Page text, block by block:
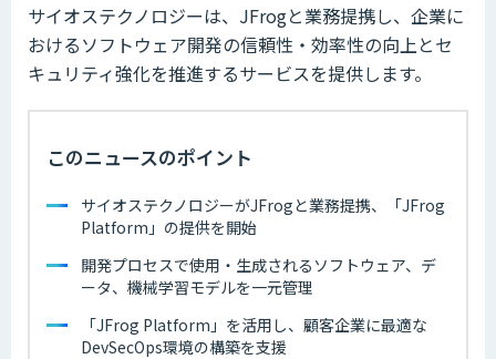
サイオステクノロジーは、JFrogと業務提携し、企業に
おけるソフトウェア開発の信頼性・効率性の向上とセ
キュリティ強化を推進するサービスを提供します。
このニュースのポイント
サイオステクノロジーがJFrogと業務提携、「JFrog
Platform」の提供を開始
開発プロセスで使用・生成されるソフトウェア、デ
ータ、機械学習モデルを一元管理
「JFrog Platform」を活用し、顧客企業に最適な
DevSecOps環境の構築を支援